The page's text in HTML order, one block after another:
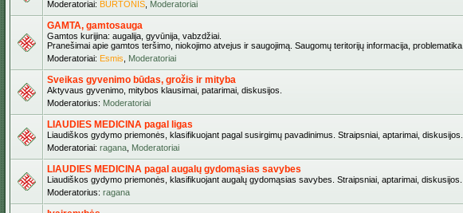
Moderatoriai: BURTONIS Moderatoriai
GAMTA, gamtosauga
Gamtos kurijina: augalija, gyvūnija, vabzdžiai.
Pranešimai apie gamtos teršimo, niokojimo atvejus ir saugojimą. Saugomų teritorijų informacija, problematika.
Moderatoriai: Esmis Moderatoriai
Sveikas gyvenimo būdas, grožis ir mityba
Aktyvaus gyvenimo, mitybos klausimai, patarimai, diskusijos.
Moderatorius: Moderatoriai
LIAUDIES MEDICINA pagal ligas
Liaudiškos gydymo priemonės, klasifikuojant pagal susirgimų pavadinimus. Straipsniai, aptarimai, diskusijos.
Moderatoriai: ragana Moderatoriai
LIAUDIES MEDICINA pagal augalų gydomąsias savybes
Liaudiškos gydymo priemonės, klasifikuojant augalų gydomąsias savybes. Straipsniai, aptarimai, diskusijos.
Moderatorius: ragana